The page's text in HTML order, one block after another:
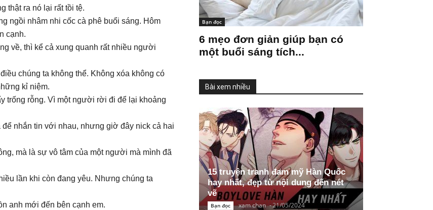
thật ra nó lại rất tồi tệ.
ngồi nhâm nhi cốc cà phê buổi sáng. Hôm
cạnh.
về, thì kể cả xung quanh rất nhiều người
chúng ta không thể. Không xóa không có
kỉ niệm.
trống rỗng. Vì một người rời đi để lại khoảng
nhắn tin với nhau, nhưng giờ đây nick cả hai
mà là sự vô tâm của một người mà mình đã
lần khi còn đang yêu. Nhưng chúng ta
anh mới đến bên cạnh em.
Bạn đọc
6 mẹo đơn giản giúp bạn có
một buổi sáng tích...
Bài xem nhiều
15 truyện tranh đam mỹ Hàn Quốc
hay nhất, đẹp từ nội dung đến nét
vẽ
Bạn đọc xam chan -21/05/2024